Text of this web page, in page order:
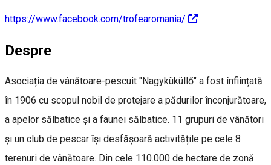
https://www.facebook.com/trofearomania/
Despre
Asociația de vânătoare-pescuit "Nagyküküllő" a fost înființată
în 1906 cu scopul nobil de protejare a pădurilor înconjurătoare,
a apelor sălbatice și a faunei sălbatice. 11 grupuri de vânători
și un club de pescar își desfășoară activitățile pe cele 8
terenuri de vânătoare. Din cele 110.000 de hectare de zonă